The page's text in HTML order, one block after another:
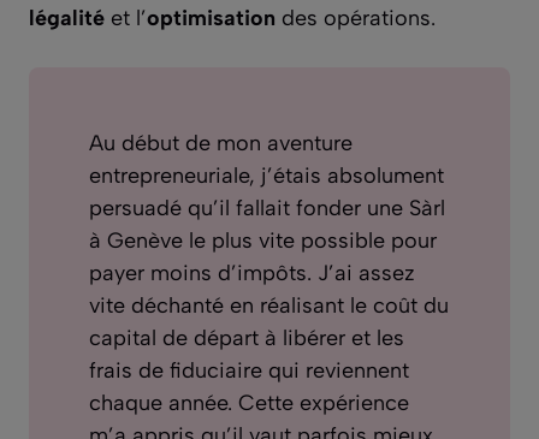
légalité et l’optimisation des opérations.
Au début de mon aventure
entrepreneuriale, j’étais absolument
persuadé qu’il fallait fonder une Sàrl
à Genève le plus vite possible pour
payer moins d’impôts. J’ai assez
vite déchanté en réalisant le coût du
capital de départ à libérer et les
frais de fiduciaire qui reviennent
chaque année. Cette expérience